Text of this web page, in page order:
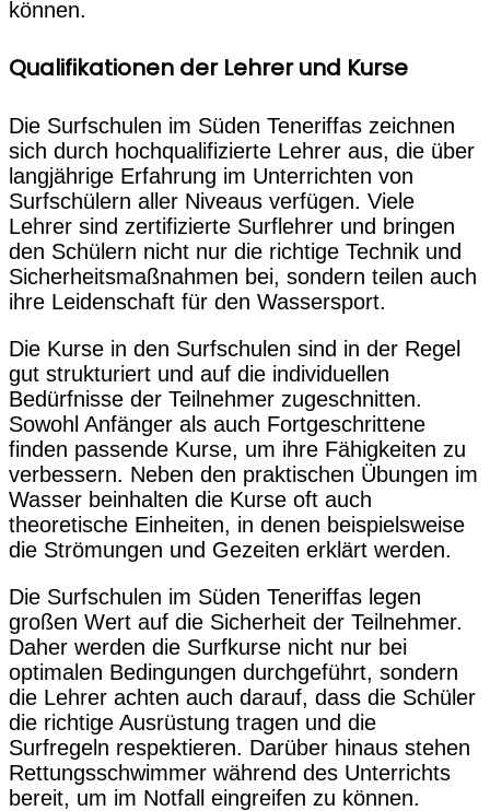
können.
Qualifikationen der Lehrer und Kurse
Die Surfschulen im Süden Teneriffas zeichnen
sich durch hochqualifizierte Lehrer aus, die über
langjährige Erfahrung im Unterrichten von
Surfschülern aller Niveaus verfügen. Viele
Lehrer sind zertifizierte Surflehrer und bringen
den Schülern nicht nur die richtige Technik und
Sicherheitsmaßnahmen bei, sondern teilen auch
ihre Leidenschaft für den Wassersport.
Die Kurse in den Surfschulen sind in der Regel
gut strukturiert und auf die individuellen
Bedürfnisse der Teilnehmer zugeschnitten.
Sowohl Anfänger als auch Fortgeschrittene
finden passende Kurse, um ihre Fähigkeiten zu
verbessern. Neben den praktischen Übungen im
Wasser beinhalten die Kurse oft auch
theoretische Einheiten, in denen beispielsweise
die Strömungen und Gezeiten erklärt werden.
Die Surfschulen im Süden Teneriffas legen
großen Wert auf die Sicherheit der Teilnehmer.
Daher werden die Surfkurse nicht nur bei
optimalen Bedingungen durchgeführt, sondern
die Lehrer achten auch darauf, dass die Schüler
die richtige Ausrüstung tragen und die
Surfregeln respektieren. Darüber hinaus stehen
Rettungsschwimmer während des Unterrichts
bereit, um im Notfall eingreifen zu können.